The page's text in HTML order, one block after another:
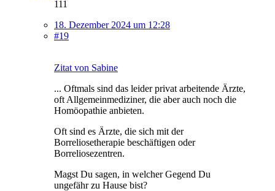
111
18. Dezember 2024 um 12:28
#19
Zitat von Sabine
... Oftmals sind das leider privat arbeitende Ärzte,
oft Allgemeinmediziner, die aber auch noch die
Homöopathie anbieten.
Oft sind es Ärzte, die sich mit der
Borreliosetherapie beschäftigen oder
Borreliosezentren.
Magst Du sagen, in welcher Gegend Du
ungefähr zu Hause bist?